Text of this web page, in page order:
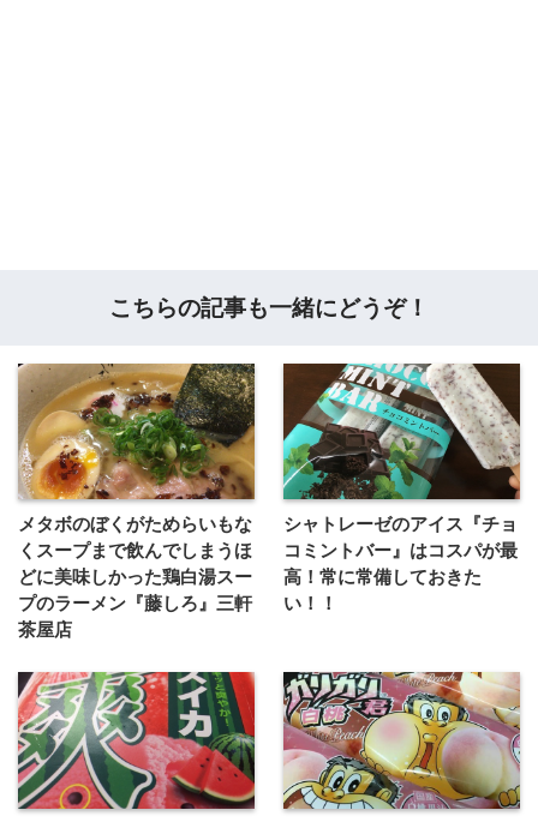
こちらの記事も一緒にどうぞ！
メタボのぼくがためらいもな
くスープまで飲んでしまうほ
どに美味しかった鶏白湯スー
プのラーメン『藤しろ』三軒
茶屋店
シャトレーゼのアイス『チョ
コミントバー』はコスパが最
高！常に常備しておきた
い！！